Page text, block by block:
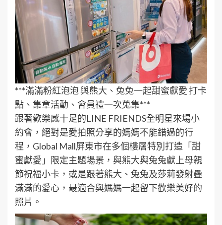
***滿滿粉紅泡泡 與熊大、兔兔一起甜蜜獻愛 打卡
點、集章活動、會員禮一次蒐集***
跟著歡樂感十足的LINE FRIENDS全明星來場小
約會，絕對是愛拍照分享的媽媽不能錯過的行
程，Global Mall屏東市在多個樓層特別打造「甜
蜜獻愛」限定主題場景，與熊大與兔兔獻上母親
節祝福小卡，或是跟著熊大、兔兔及莎莉發射疊
滿滿的愛心，最適合與媽媽一起留下歡樂美好的
照片。